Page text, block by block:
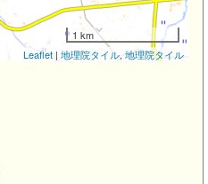
1 km
Leaflet | 地理院タイル, 地理院タイル